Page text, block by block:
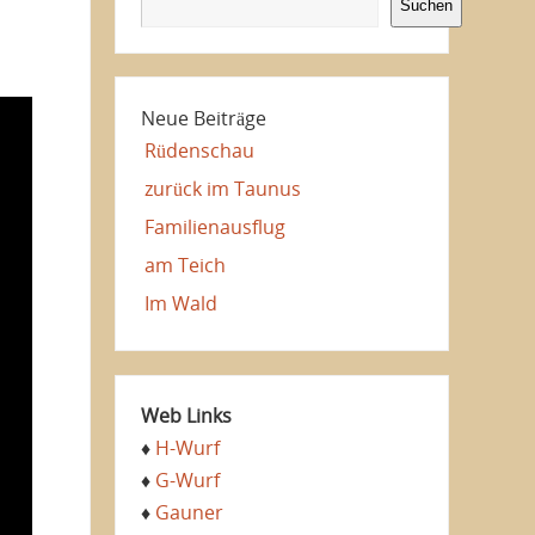
Suchen
Neue Beiträge
Rüdenschau
zurück im Taunus
Familienausflug
am Teich
Im Wald
Web Links
♦ H-Wurf
♦ G-Wurf
♦ Gauner